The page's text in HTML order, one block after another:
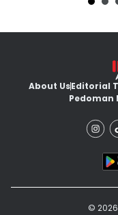
About UsEditorial
Pedoman
© 2026